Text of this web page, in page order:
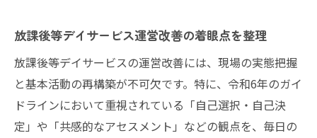
放課後等デイサービス運営改善の着眼点を整理
放課後等デイサービスの運営改善には、現場の実態把握
と基本活動の再構築が不可欠です。特に、令和6年のガイ
ドラインにおいて重視されている「自己選択・自己決
定」や「共感的なアセスメント」などの観点を、毎日の